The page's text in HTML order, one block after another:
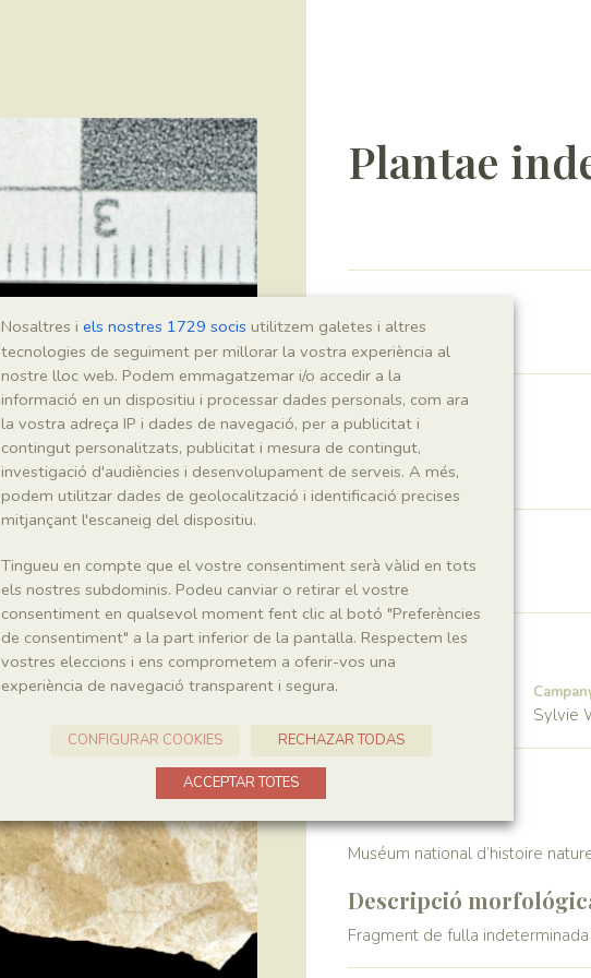
Plantae
MNHN 17607
Taxonomia
Regne
Plantae
Pedrera de Meià
Recol·lecció
Sylvie
Muséum national d’histoire
Descripció
Fragment de fulla
Nosaltres i els nostres 1729 socis utilitzem galetes i altres
tecnologies de seguiment per millorar la vostra experiència al
nostre lloc web. Podem emmagatzemar i/o accedir a la
informació en un dispositiu i processar dades personals, com ara
la vostra adreça IP i dades de navegació, per a publicitat i
contingut personalitzats, publicitat i mesura de contingut,
investigació d'audiències i desenvolupament de serveis. A més,
podem utilitzar dades de geolocalització i identificació precises
mitjançant l'escaneig del dispositiu.
Tingueu en compte que el vostre consentiment serà vàlid en tots
els nostres subdominis. Podeu canviar o retirar el vostre
consentiment en qualsevol moment fent clic al botó "Preferències
de consentiment" a la part inferior de la pantalla. Respectem les
vostres eleccions i ens comprometem a oferir-vos una
experiència de navegació transparent i segura.
CONFIGURAR COOKIES RECHAZAR TODAS
ACCEPTAR TOTES